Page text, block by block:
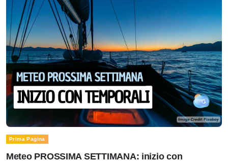
Prima Pagina
Meteo PROSSIMA SETTIMANA: inizio con